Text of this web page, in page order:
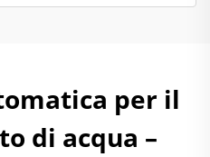
per il
di acqua –